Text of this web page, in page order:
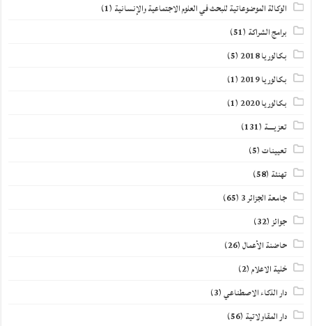
الوكالة الموضوعاتية للبحث في العلوم الاجتماعية والإنسانية (1)
برامج الشراكة (51)
بكالوريا 2018
(5)
بكالوريا 2019
(1)
بكالوريا 2020
(1)
تعزيــــة (131)
تعيينات(5)
تهنئة (58)
جامعة الجزائر 3 (65)
جوائز(32)
حاضنة الأعمال(26)
خلية الاعلام(2)
دار الذكاء الاصطناعي(3)
دار المقاولاتية (56)